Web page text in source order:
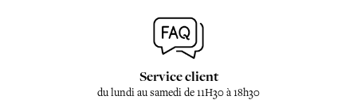
Service client
du lundi au samedi de 11H30 à 18h30